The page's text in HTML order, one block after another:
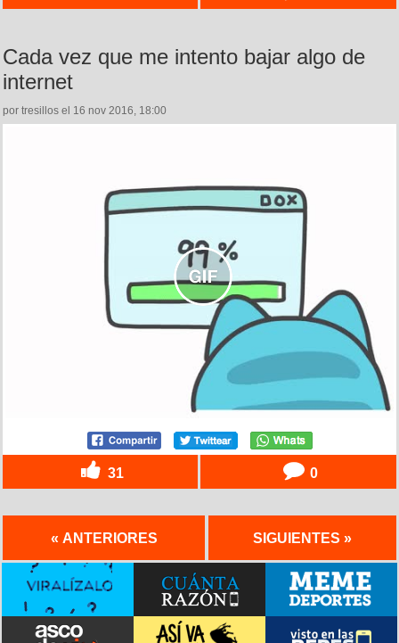
Cada vez que me intento bajar algo de
internet
por tresillos el 16 nov 2016, 18:00
31 0
« ANTERIORES SIGUIENTES »